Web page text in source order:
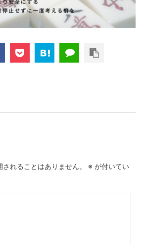
れることはありません。 ※ が付いてい